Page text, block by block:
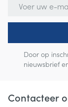
Door op
nieuwsbrief
Contacteer